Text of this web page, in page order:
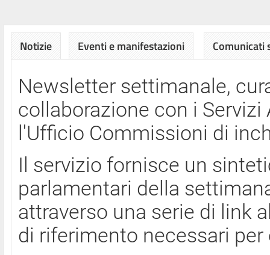
Notizie Eventi e manifestazioni Comunicati
Newsletter settimanale,
collaborazione con i
l'Ufficio Commissioni di
Il servizio fornisce un
parlamentari della
attraverso una serie di link
di riferimento necessari